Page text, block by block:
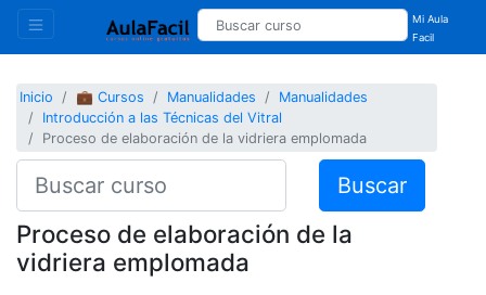
Mi Aula
Facil
Inicio 💼 Cursos Manualidades
Manualidades
Introducción a las Técnicas del Vitral
Proceso de elaboración de la vidriera emplomada
Buscar
Proceso de elaboración de la
vidriera emplomada